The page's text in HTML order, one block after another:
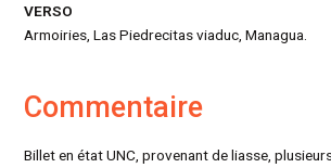
VERSO
Armoiries, Las Piedrecitas viaduc, Managua.
Commentaire
Billet en état UNC, provenant de liasse,